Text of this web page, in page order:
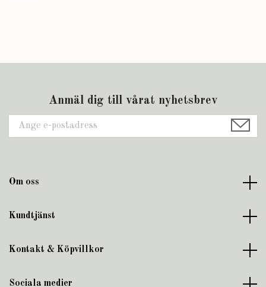
Anmäl dig till vårat nyhetsbrev
Om oss
Kundtjänst
Kontakt & Köpvillkor
Sociala medier